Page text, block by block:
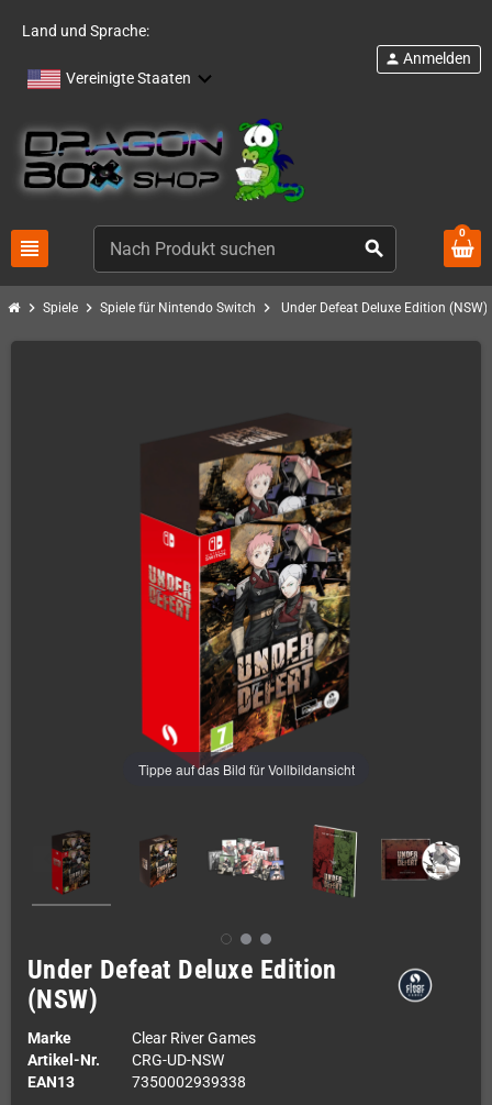
Land und Sprache:
Vereinigte Staaten
view_headline search
person Anmelden
0
chevron_right Spiele chevron_right Spiele für Nintendo Switch chevron_right Under Defeat Deluxe Edition (NSW)
Tippe auf das Bild für Vollbildansicht
Under Defeat Deluxe Edition
(NSW)
Marke
Clear River Games
Artikel-Nr.
CRG-UD-NSW
EAN13
7350002939338